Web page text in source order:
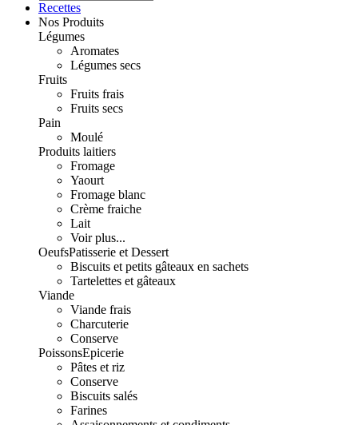
Recettes
Nos Produits
Légumes
Aromates
Légumes secs
Fruits
Fruits frais
Fruits secs
Pain
Moulé
Produits laitiers
Fromage
Yaourt
Fromage blanc
Crème fraiche
Lait
Voir plus...
OeufsPatisserie et Dessert
Biscuits et petits gâteaux en sachets
Tartelettes et gâteaux
Viande
Viande frais
Charcuterie
Conserve
PoissonsEpicerie
Pâtes et riz
Conserve
Biscuits salés
Farines